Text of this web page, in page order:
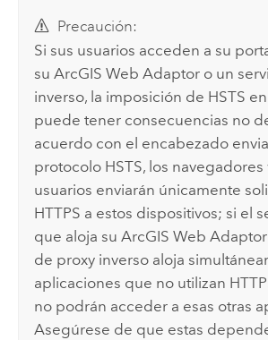
Precaución:
Si sus usuarios acceden a su
suArcGIS Web Adaptor o un
inverso, la imposición de HSTS
puede tener consecuencias no
acuerdo con el encabezado
protocolo HSTS, los
usuarios enviarán únicamente
HTTPS a estos dispositivos; si el
que aloja suArcGIS Web Adaptor
de proxy inverso aloja
aplicaciones que no utilizan
no podrán acceder a esas otras
Asegúrese de que estas